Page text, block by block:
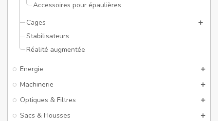
Accessoires pour épaulières
Cages
Stabilisateurs
Réalité augmentée
Energie
Machinerie
Optiques & Filtres
Sacs & Housses